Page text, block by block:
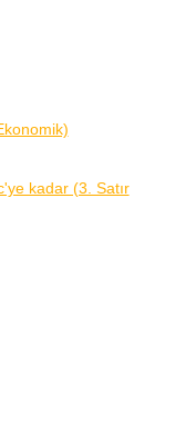
kadar (3. Satır